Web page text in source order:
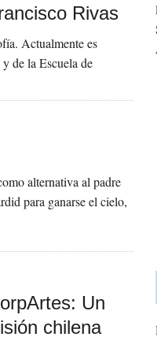
Rivas
Actualmente es
de la Escuela de
alternativa al padre
para ganarse el cielo,
Un
chilena